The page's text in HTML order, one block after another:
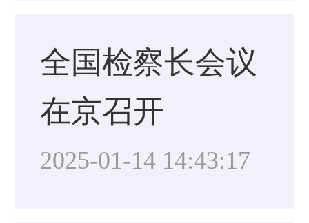
全国检察长会议
在京召开
2025-01-14 14:43:17